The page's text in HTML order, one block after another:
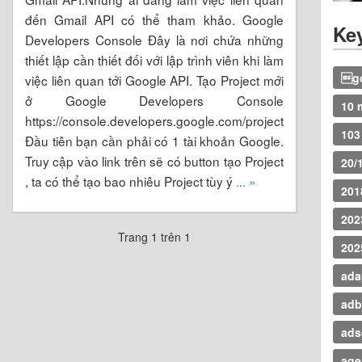
đến Gmail API có thể tham khảo. Google
Developers Console Đây là nơi chứa những
thiết lập cần thiết đối với lập trình viên khi làm
việc liên quan tới Google API. Tạo Project mới
ở Google Developers Console
https://console.developers.google.com/project
Đầu tiên bạn cần phải có 1 tài khoản Google.
Truy cập vào link trên sẽ có button tạo Project
, ta có thể tạo bao nhiêu Project tùy ý ... »
Trang 1 trên 1
10
20/
adb